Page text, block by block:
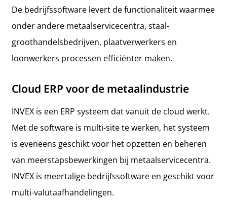
De bedrijfssoftware levert de functionaliteit waarmee
onder andere metaal­service­centra, staal­
groothandels­bedrijven, plaat­verwerkers en
loonwerkers processen efficiënter maken.
Cloud ERP voor de metaalindustrie
INVEX is een ERP systeem dat vanuit de cloud werkt.
Met de software is multi-site te werken, het systeem
is eveneens geschikt voor het opzetten en beheren
van meerstaps­bewerkingen bij metaal­servicecentra.
INVEX is meertalige bedrijfssoftware en geschikt voor
multi-valutaafhandelingen.